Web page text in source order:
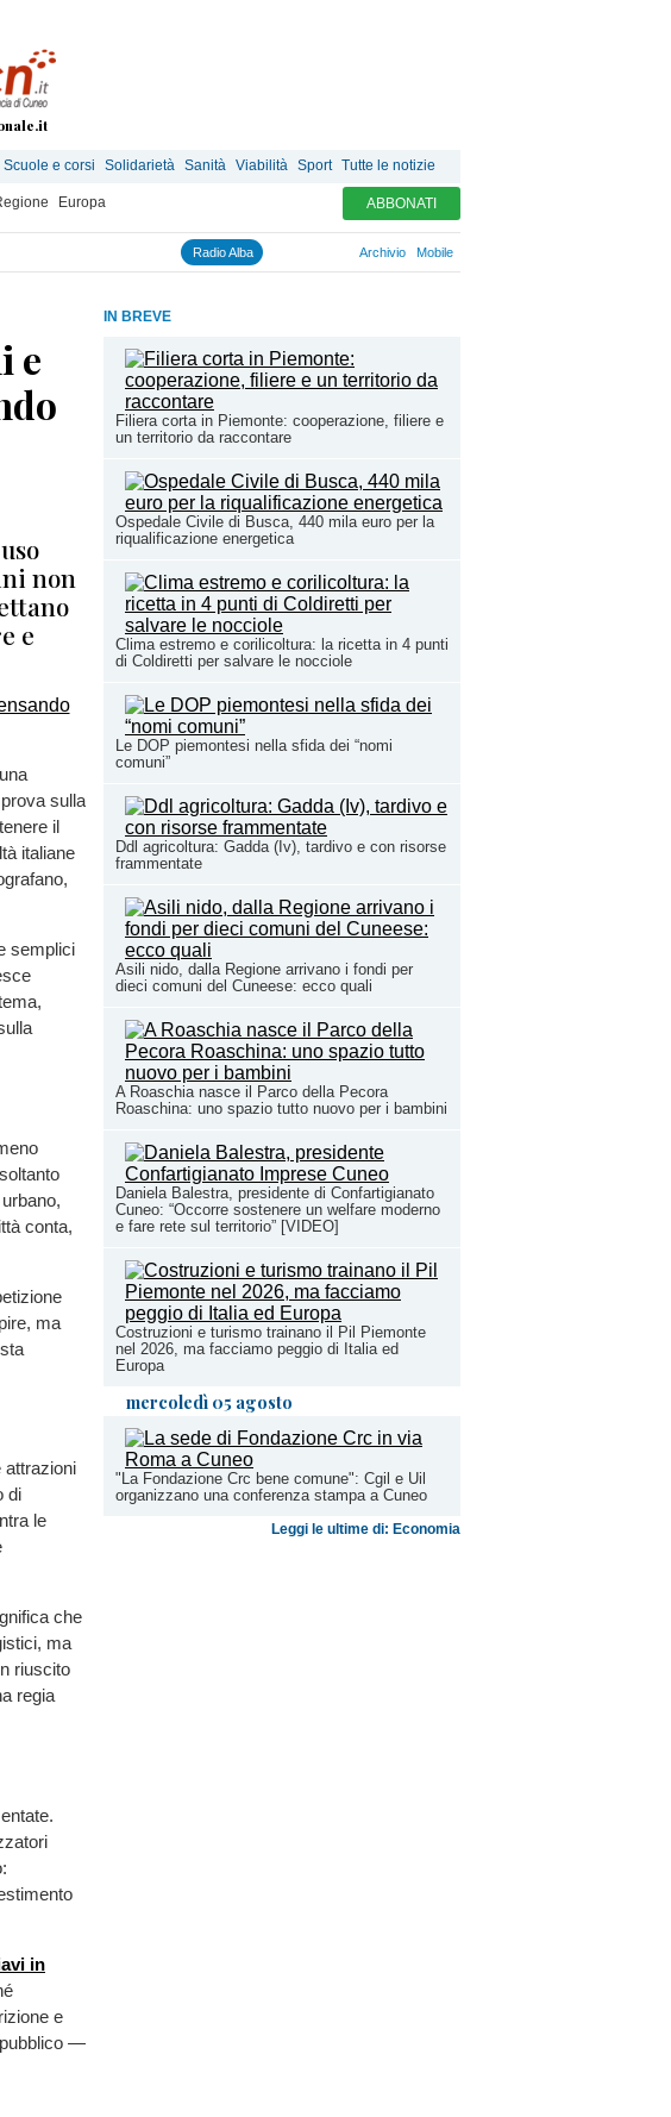
Scuole e corsi Solidarietà Sanità Viabilità Sport Tutte le notizie
Europa ABBONATI
Radio Alba Archivio Mobile
IN BREVE
Filiera corta in Piemonte: cooperazione, filiere e
un territorio da raccontare
Ospedale Civile di Busca, 440 mila euro per la
riqualificazione energetica
Clima estremo e corilicoltura: la ricetta in 4 punti
di Coldiretti per salvare le nocciole
Le DOP piemontesi nella sfida dei “nomi
comuni”
Ddl agricoltura: Gadda (Iv), tardivo e con risorse
frammentate
Asili nido, dalla Regione arrivano i fondi per
dieci comuni del Cuneese: ecco quali
A Roaschia nasce il Parco della Pecora
Roaschina: uno spazio tutto nuovo per i bambini
Daniela Balestra, presidente di Confartigianato
Cuneo: “Occorre sostenere un welfare moderno
e fare rete sul territorio” [VIDEO]
Costruzioni e turismo trainano il Pil Piemonte
nel 2026, ma facciamo peggio di Italia ed
Europa
mercoledì 05 agosto
"La Fondazione Crc bene comune": Cgil e Uil
organizzano una conferenza stampa a Cuneo
Leggi le ultime di: Economia
e
non
e
sulla
il
italiane
semplici
conta,
ma
attrazioni
di
le
che
ma
riuscito
regia
in
e
pubblico —